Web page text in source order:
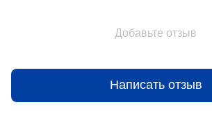
Добавьте отзыв
Написать отзыв